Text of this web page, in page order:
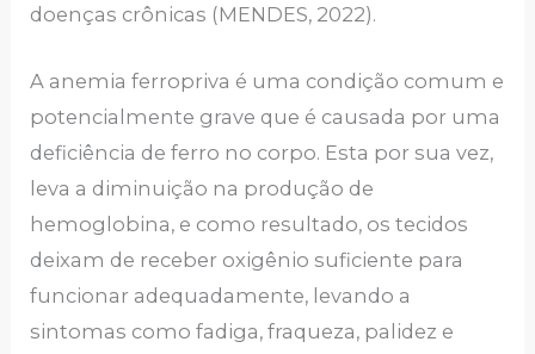
doenças crônicas (MENDES, 2022).
A anemia ferropriva é uma condição comum e
potencialmente grave que é causada por uma
deficiência de ferro no corpo. Esta por sua vez,
leva a diminuição na produção de
hemoglobina, e como resultado, os tecidos
deixam de receber oxigênio suficiente para
funcionar adequadamente, levando a
sintomas como fadiga, fraqueza, palidez e